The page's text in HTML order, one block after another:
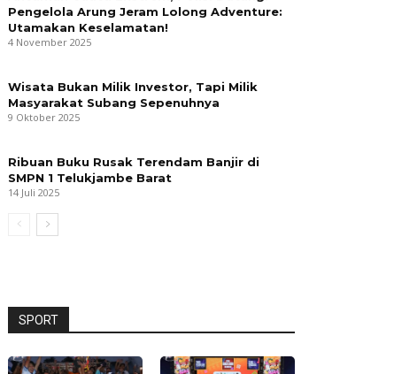
Pengelola Arung Jeram Lolong Adventure:
Utamakan Keselamatan!
4 November 2025
Wisata Bukan Milik Investor, Tapi Milik
Masyarakat Subang Sepenuhnya
9 Oktober 2025
Ribuan Buku Rusak Terendam Banjir di
SMPN 1 Telukjambe Barat
14 Juli 2025
SPORT